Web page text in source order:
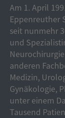
Am 1. April
Eppenreuther
seit nunmehr
und
anderen
Medizin,
Gynäkologie,
unter einem
Tausend